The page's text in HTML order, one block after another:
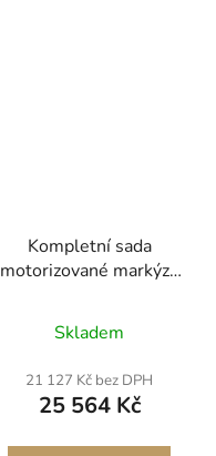
Kompletní sada
motorizované markýzy
zatahovací markýza s
rámem z hliníkové
slitiny, venkovní
markýza pro přívěsy,
vhodná pro většinu
obytných vozů (černá)
Skladem
21 127 Kč bez DPH
25 564 Kč